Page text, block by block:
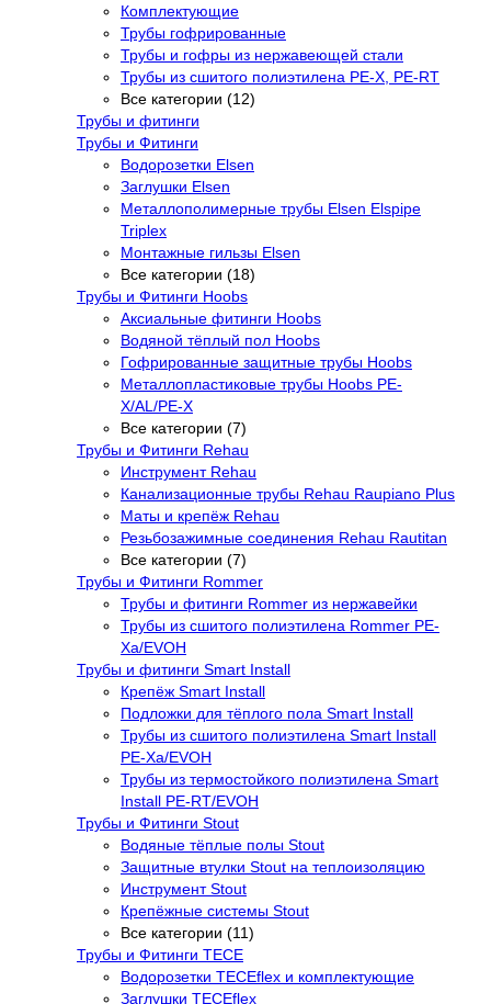
Комплектующие
Трубы гофрированные
Трубы и гофры из нержавеющей стали
Трубы из сшитого полиэтилена PE-X, PE-RT
Все категории (12)
Трубы и фитинги
Трубы и Фитинги
Водорозетки Elsen
Заглушки Elsen
Металлополимерные трубы Elsen Elspipe
Triplex
Монтажные гильзы Elsen
Все категории (18)
Трубы и Фитинги Hoobs
Аксиальные фитинги Hoobs
Водяной тёплый пол Hoobs
Гофрированные защитные трубы Hoobs
Металлопластиковые трубы Hoobs PE-
X/AL/PE-X
Все категории (7)
Трубы и Фитинги Rehau
Инструмент Rehau
Канализационные трубы Rehau Raupiano Plus
Маты и крепёж Rehau
Резьбозажимные соединения Rehau Rautitan
Все категории (7)
Трубы и Фитинги Rommer
Трубы и фитинги Rommer из нержавейки
Трубы из сшитого полиэтилена Rommer PE-
Xa/EVOH
Трубы и фитинги Smart Install
Крепёж Smart Install
Подложки для тёплого пола Smart Install
Трубы из сшитого полиэтилена Smart Install
PE-Xa/EVOH
Трубы из термостойкого полиэтилена Smart
Install PE-RT/EVOH
Трубы и Фитинги Stout
Водяные тёплые полы Stout
Защитные втулки Stout на теплоизоляцию
Инструмент Stout
Крепёжные системы Stout
Все категории (11)
Трубы и Фитинги TECE
Водорозетки TECEflex и комплектующие
Заглушки TECEflex